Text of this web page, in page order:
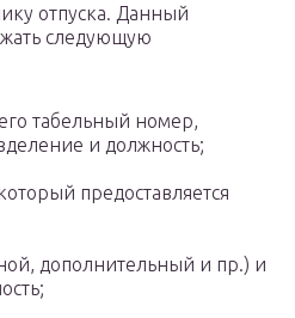
отпуска. Данный
следующую
табельный номер,
и должность;
предоставляется
дополнительный и пр.) и